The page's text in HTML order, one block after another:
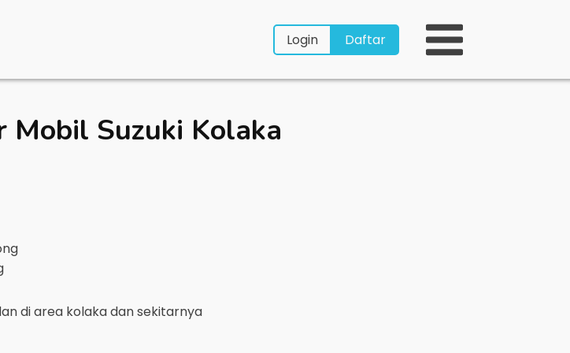
Login Daftar
Mobil Suzuki Kolaka
di area kolakadan sekitarnya